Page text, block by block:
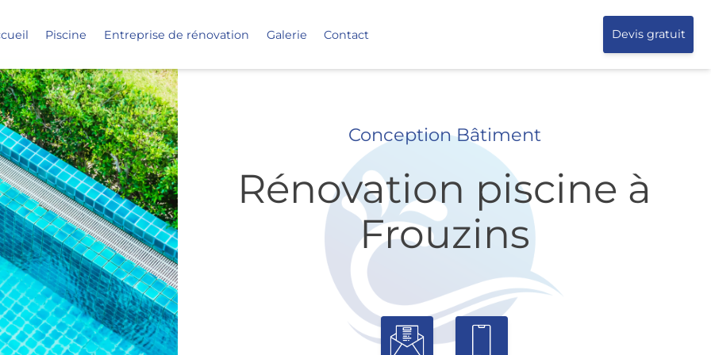
Piscine Entreprise de rénovation Galerie Contact Devis gratuit
Conception Bâtiment
Rénovation piscine à
Frouzins